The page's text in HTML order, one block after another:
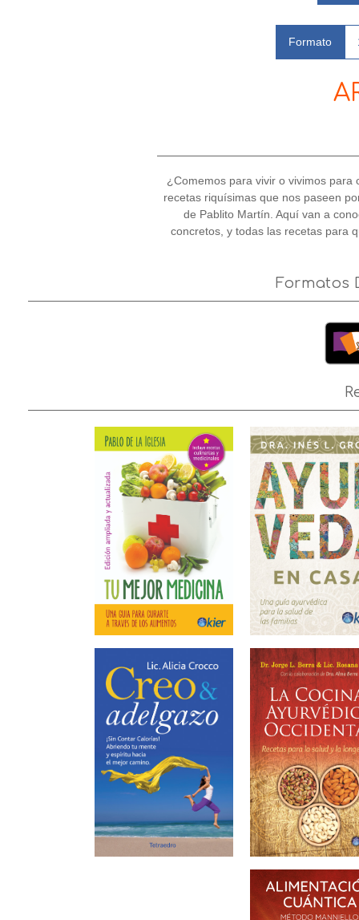
Formato
¿Comemos para vivir o vivimos para
recetas riquísimas que nos paseen
de Pablito Martín. Aquí van a
concretos, y todas las recetas para
Formatos